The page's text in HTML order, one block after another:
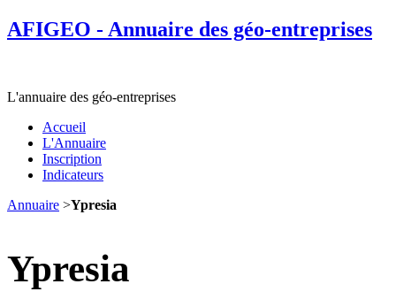
AFIGEO - Annuaire des géo-entreprises
L'annuaire des géo-entreprises
Accueil
L'Annuaire
Inscription
Indicateurs
Annuaire >Ypresia
Ypresia